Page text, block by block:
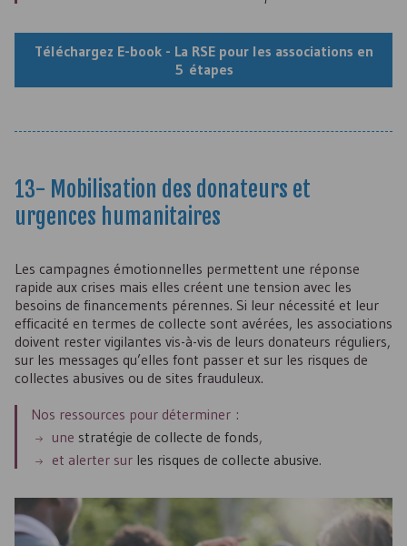
Téléchargez E-book - La RSEpour les associations en
5 étapes
13- Mobilisation des donateurs et
urgences humanitaires
Les campagnes émotionnelles permettent une réponse
rapide aux crises mais elles créent une tension avec les
besoins de financements pérennes. Si leur nécessité et leur
efficacité en termes de collecte sont avérées, les associations
doivent rester vigilantes vis-à-vis de leurs donateurs réguliers,
sur les messages qu’elles font passer et sur les risques de
collectes abusives ou de sites frauduleux.
Nos ressources pour déterminer :
une stratégie de collecte de fonds,
et alerter sur les risques de collecte abusive.